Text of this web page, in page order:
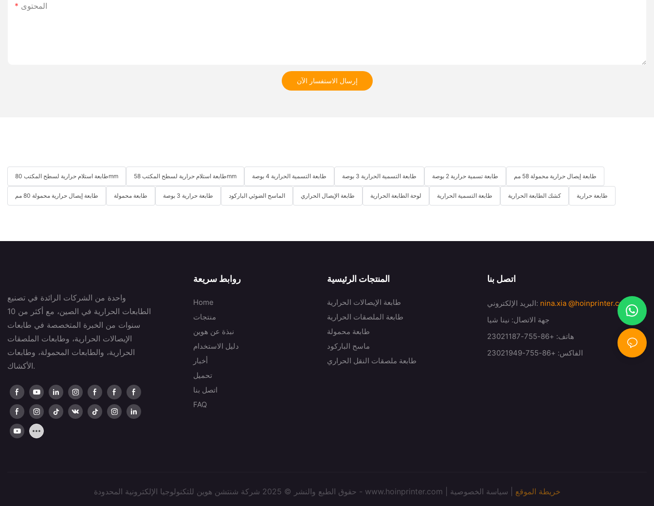
المحتوى
إرسال الاستفسار الآن
طابعة استلام حرارية لسطح المكتب 80mm طابعة استلام حرارية لسطح المكتب 58mm طابعة التسمية الحرارية 4 بوصة طابعة التسمية الحرارية 3 بوصة طابعة تسمية حرارية 2 بوصة طابعة إيصال حرارية محمولة 58 مم
طابعة إيصال حرارية محمولة 80 مم طابعة محمولة طابعة حرارية 3 بوصة الماسح الضوئي الباركود طابعة الإيصال الحراري لوحة الطابعة الحرارية طابعة التسمية الحرارية كشك الطابعة الحرارية طابعة حرارية
واحدة من الشركات الرائدة في تصنيع
الطابعات الحرارية في الصين، مع أكثر من 10
سنوات من الخبرة المتخصصة في طابعات
الإيصالات الحرارية، وطابعات الملصقات
الحرارية، والطابعات المحمولة، وطابعات
الأكشاك.
روابط سريعة
Home
منتجات
نبذة عن هوين
دليل الاستخدام
أخبار
تحميل
اتصل بنا
FAQ
المنتجات الرئيسية
طابعة الإيصالات الحرارية
طابعة الملصقات الحرارية
طابعة محمولة
ماسح الباركود
طابعة ملصقات النقل الحراري
اتصل بنا
البريد الإلكتروني: nina.xia @hoinprinter.com
جهة الاتصال: نينا شيا
هاتف: +86-755-23021187
الفاكس: +86-755-23021949
حقوق الطبع والنشر © 2025 شركة شنتشن هوين للتكنولوجيا الإلكترونية المحدودة - www.hoinprinter.com | خريطة الموقع سياسة الخصوصية